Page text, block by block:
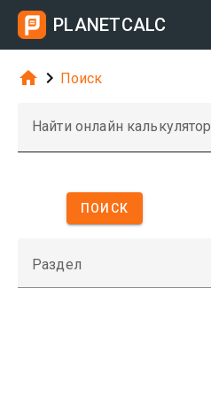
PLANETCALC
  Поиск
Найти онлайн калькулятор
ПОИСК
Раздел